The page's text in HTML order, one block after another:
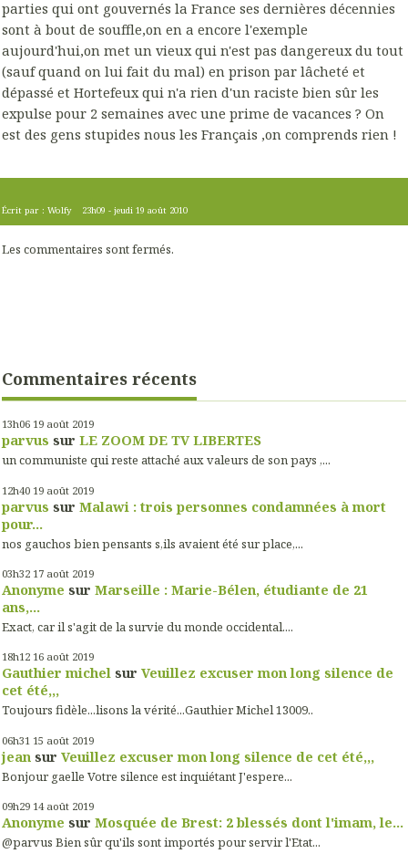
Commentaires récents
13h06 19 août 2019
parvus sur LE ZOOM DE TV LIBERTES
un communiste qui reste attaché aux valeurs de son pays ,...
12h40 19 août 2019
parvus sur Malawi : trois personnes condamnées à mort
pour...
nos gauchos bien pensants s,ils avaient été sur place,...
03h32 17 août 2019
Anonyme sur Marseille : Marie-Bélen, étudiante de 21
ans,...
Exact, car il s'agit de la survie du monde occidental....
18h12 16 août 2019
Gauthier michel sur Veuillez excuser mon long silence de
cet été,,,
Toujours fidèle...lisons la vérité...Gauthier Michel 13009..
06h31 15 août 2019
jean sur Veuillez excuser mon long silence de cet été,,,
Bonjour gaelle Votre silence est inquiétant J'espere...
09h29 14 août 2019
Anonyme sur Mosquée de Brest: 2 blessés dont l'imam, le...
@parvus Bien sûr qu'ils sont importés pour servir l'Etat...
parties qui ont gouvernés la France ses dernières décennies
sont à bout de souffle,on en a encore l'exemple
aujourd'hui,on met un vieux qui n'est pas dangereux du tout
(sauf quand on lui fait du mal) en prison par lâcheté et
dépassé et Hortefeux qui n'a rien d'un raciste bien sûr les
expulse pour 2 semaines avec une prime de vacances ? On
est des gens stupides nous les Français ,on comprends rien !
Écrit par : Wolfy 23h09 -jeudi 19 août 2010
Les commentaires sont fermés.